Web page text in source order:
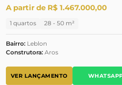
A partir de R$ 1.467.000,00
1 quartos 28 - 50 m²
Bairro:Leblon
Construtora:Aros
VER LANÇAMENTO